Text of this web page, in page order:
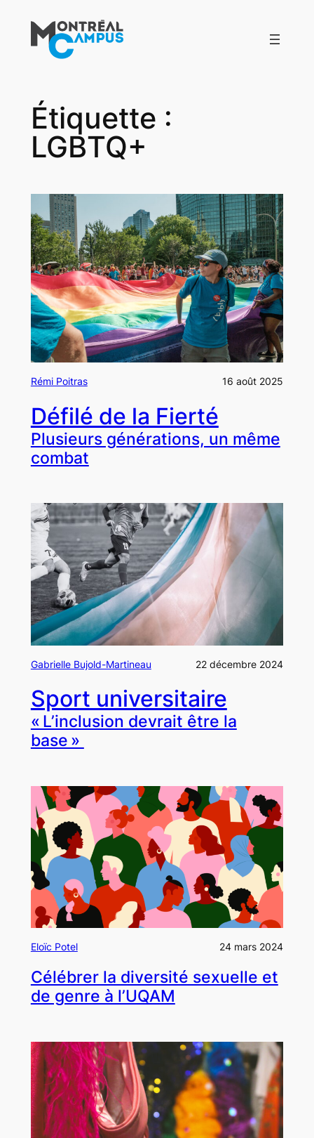
contenu
Étiquette :
LGBTQ+
Rémi Poitras 16 août 2025
Défilé de la Fierté
Plusieurs générations, un même
combat
Gabrielle Bujold-Martineau 22 décembre 2024
Sport universitaire
« L’inclusion devrait être la
base »
Eloïc Potel 24 mars 2024
Célébrer la diversité sexuelle et
de genre à l’UQAM